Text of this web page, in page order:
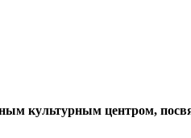
культурным центром,